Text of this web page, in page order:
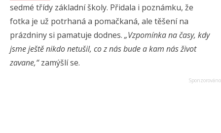
sedmé třídy základní školy. Přidala i poznámku, že
fotka je už potrhaná a pomačkaná, ale těšení na
prázdniny si pamatuje dodnes.„Vzpomínka na časy, kdy
jsme ještě nikdo netušil, co z nás bude a kam nás život
zavane,“zamýšlí se.